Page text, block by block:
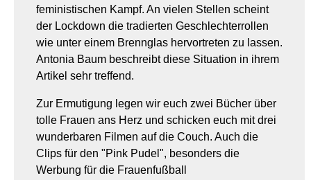
feministischen Kampf. An vielen Stellen scheint
der Lockdown die tradierten Geschlechterrollen
wie unter einem Brennglas hervortreten zu lassen.
Antonia Baum beschreibt diese Situation in ihrem
Artikel sehr treffend.
Zur Ermutigung legen wir euch zwei Bücher über
tolle Frauen ans Herz und schicken euch mit drei
wunderbaren Filmen auf die Couch. Auch die
Clips für den "Pink Pudel", besonders die
Werbung für die Frauenfußball